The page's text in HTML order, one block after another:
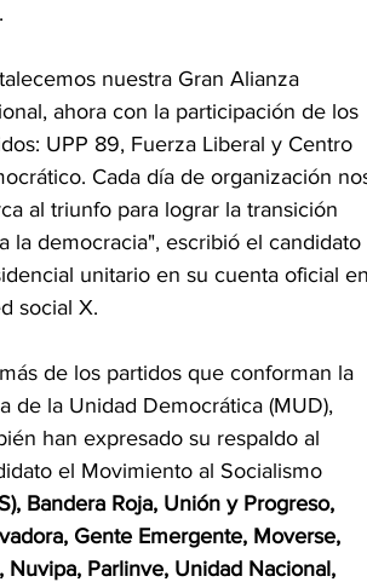
nuestra Gran Alianza
ahora con la participación de los
UPP 89, Fuerza Liberal y Centro
Cada día de organización
al triunfo para lograr la transición
la democracia", escribió el candidato
unitario en su cuenta oficial
social X.
de los partidos que conforman la
de la Unidad Democrática (MUD),
han expresado su respaldo al
el Movimiento al Socialismo
Bandera Roja, Unión y Progreso,
Gente Emergente, Moverse,
Parlinve, Unidad Nacional,